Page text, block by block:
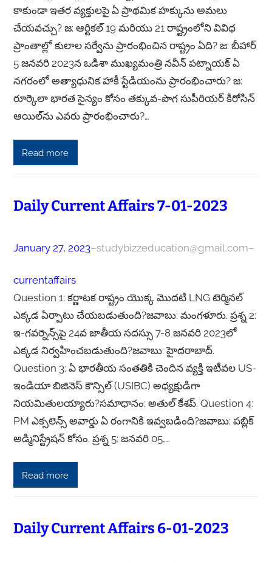
కాకుండా ఇతర వ్యక్తులపై ఏ ప్రాథమిక హక్కును అమలు
చేయవచ్చు? జ: ఆర్టికల్ 19 మరియు 21 రాష్ట్రంలోని వివిధ
ప్రాంతాల్లో కులాల సర్వేను ప్రారంభించిన రాష్ట్రం ఏది? జ: బీహార్
5 జనవరి 2023న ఒడిశా ముఖ్యమంత్రి నవీన్ పట్నాయక్ ఏ
నగరంలో అత్యాధునిక హాకీ స్టేడియంను ప్రారంభించారు? జ:
రూర్కెలా భారత సైన్యం కోసం తక్కువ-పొగ సుపీరియర్ కిరోసిన్
ఆయిల్‌ను ఎవరు ప్రారంభించారు?…
Read more
Daily Current Affairs 7-01-2023
January 27, 2023–studybizzeducation@gmail.com–
currentaffairs
Question 1: కర్ణాటక రాష్ట్రం యొక్క మొదటి LNG టెర్మినల్
ఎక్కడ ఏర్పాటు చేయబడుతుంది?జవాబు: మంగళూరు. ప్రశ్న 2:
ఇ-గవర్నెన్స్‌పై 24వ జాతీయ సదస్సు 7-8 జనవరి 2023లో
ఎక్కడ నిర్వహించబడుతుంది?జవాబు: హైదరాబాద్.
Question 3: ఏ భారతీయ సంతతికి చెందిన వ్యక్తి ఇటీవల US-
ఇండియా బిజినెస్ కౌన్సిల్ (USIBC) అధ్యక్షుడిగా
నియమితులయ్యారు?సమాధానం: అతుల్ కేశప్. Question 4:
PM ఎక్సలెన్స్ అవార్డు ఏ రంగానికి ఇవ్వబడింది?జవాబు: పబ్లిక్
అడ్మినిస్ట్రేషన్ కోసం. ప్రశ్న 5: జనవరి 05,…
Read more
Daily Current Affairs 6-01-2023